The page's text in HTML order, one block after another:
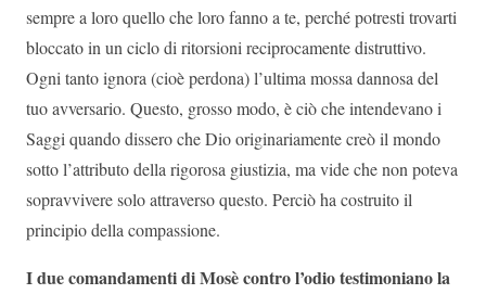
sempre a loro quello che loro fanno a te, perché potresti trovarti
bloccato in un ciclo di ritorsioni reciprocamente distruttivo.
Ogni tanto ignora (cioè perdona) l’ultima mossa dannosa del
tuo avversario. Questo, grosso modo, è ciò che intendevano i
Saggi quando dissero che Dio originariamente creò il mondo
sotto l’attributo della rigorosa giustizia, ma vide che non poteva
sopravvivere solo attraverso questo. Perciò ha costruito il
principio della compassione.
I due comandamenti di Mosè contro l’odio testimoniano la